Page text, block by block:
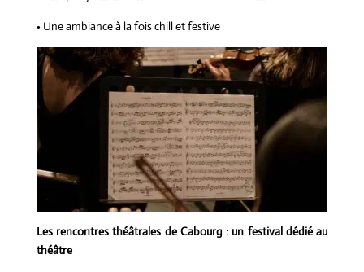
• Une ambiance à la fois chill et festive
Les rencontres théâtrales de Cabourg : un festival dédié au
théâtre